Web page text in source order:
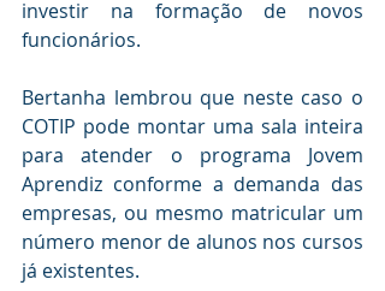
investir na formação de novos
funcionários.
Bertanha lembrou que neste caso o
COTIP pode montar uma sala inteira
para atender o programa Jovem
Aprendiz conforme a demanda das
empresas, ou mesmo matricular um
número menor de alunos nos cursos
já existentes.